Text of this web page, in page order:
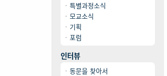
특별과정소식
모교소식
기획
포럼
인터뷰
동문을 찾아서